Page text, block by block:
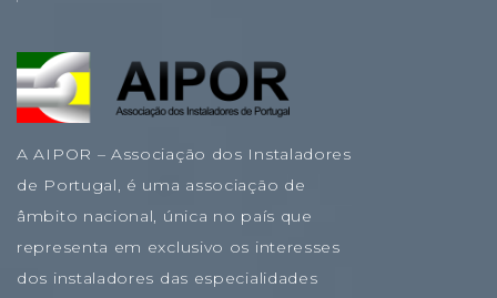
A AIPOR – Associação dos Instaladores
de Portugal, é uma associação de
âmbito nacional, única no país que
representa em exclusivo os interesses
dos instaladores das especialidades